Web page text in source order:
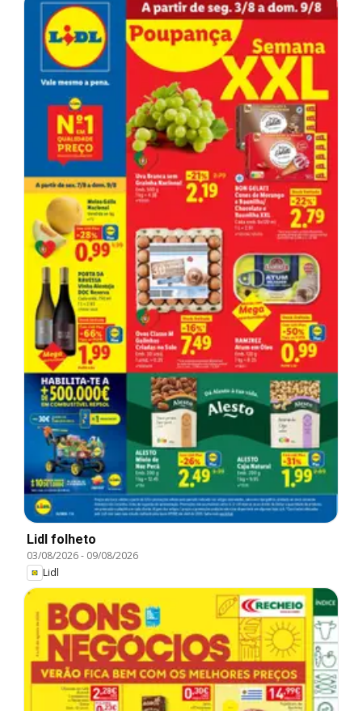
Lidl folheto
03/08/2026- 09/08/2026
Lidl